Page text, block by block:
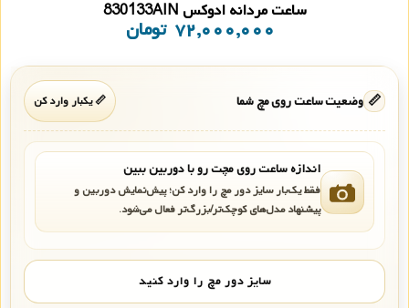
ساعت مردانه ادوکس 830133AIN
۷۲,۰۰۰,۰۰۰ تومان
📏 وضعیت ساعت روی مچ شما 📏 یکبار وارد کن
اندازه ساعت روی مچت رو با دوربین ببین
فقط یک‌بار سایز دور مچ را وارد کن؛ پیش‌نمایش دوربین و
پیشنهاد مدل‌های کوچک‌تر/بزرگ‌تر فعال می‌شود.
سایز دور مچ را وارد کنید